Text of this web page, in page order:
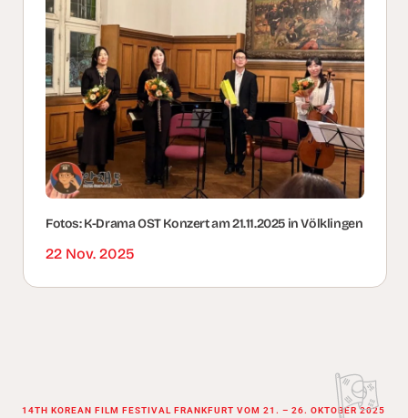
Fotos: K-Drama OST Konzert am 21.11.2025 in Völklingen
22 Nov. 2025
14TH KOREAN FILM FESTIVAL FRANKFURT VOM 21. – 26. OKTOBER 2025